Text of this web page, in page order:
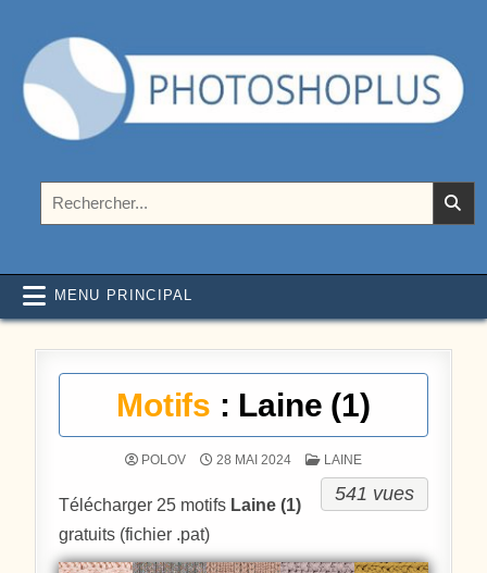
Photoshoplus
MENU PRINCIPAL
Motifs : Laine (1)
POLOV 28 MAI 2024 POSTÉ DANS
LAINE
541 vues
Télécharger 25 motifs Laine (1)
gratuits (fichier .pat)